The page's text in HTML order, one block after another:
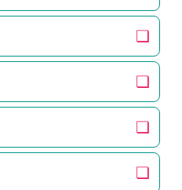
❏
❏
❏
❏